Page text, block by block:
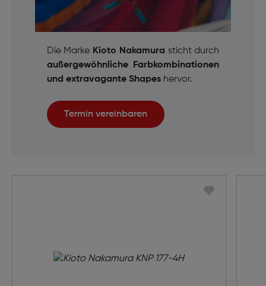
Die Marke Kioto Nakamura sticht durch
außergewöhnliche Farbkombinationen
und extravagante Shapeshervor.
Termin vereinbaren